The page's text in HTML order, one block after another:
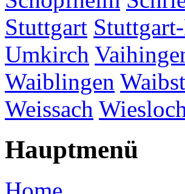
Stuttgart
Umkirch
Waiblingen
Weissach
Hauptmenü